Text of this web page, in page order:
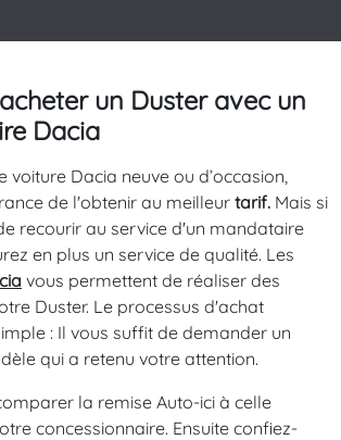
un Duster avec un
Dacia
voiture Dacia neuve ou d’occasion,
de l'obtenir au meilleur tarif. Mais si
recourir au service d'un mandataire
en plus un service de qualité. Les
vous permettent de réaliser des
Duster. Le processus d'achat
: Il vous suffit de demander un
qui a retenu votre attention.
la remise Auto-ici à celle
concessionnaire. Ensuite confiez-